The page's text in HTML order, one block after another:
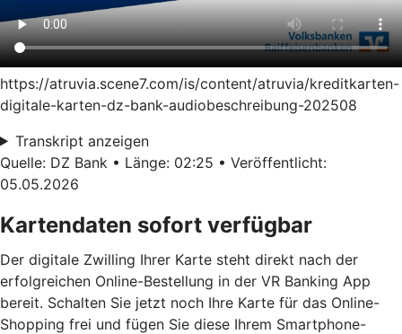
https://atruvia.scene7.com/is/content/atruvia/kreditkarten-
digitale-karten-dz-bank-audiobeschreibung-202508
Transkript anzeigen
Quelle: DZ Bank • Länge: 02:25 • Veröffentlicht:
05.05.2026
Kartendaten sofort verfügbar
Der digitale Zwilling Ihrer Karte steht direkt nach der
erfolgreichen Online-Bestellung in der VR Banking App
bereit. Schalten Sie jetzt noch Ihre Karte für das Online-
Shopping frei und fügen Sie diese Ihrem Smartphone-